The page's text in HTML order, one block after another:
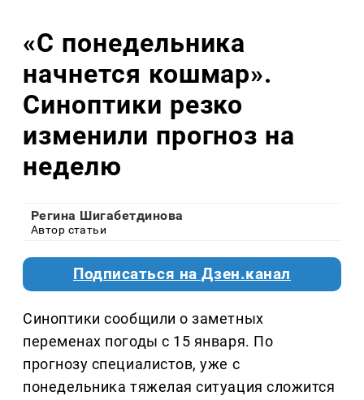
«С понедельника
начнется кошмар».
Синоптики резко
изменили прогноз на
неделю
Регина Шигабетдинова
Автор статьи
Подписаться на Дзен.канал
Синоптики сообщили о заметных
переменах погоды с 15 января. По
прогнозу специалистов, уже с
понедельника тяжелая ситуация сложится